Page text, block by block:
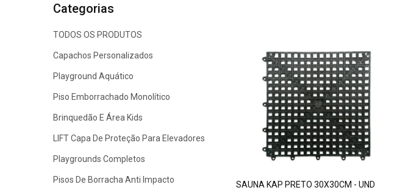
Categorias
TODOS OS PRODUTOS
Capachos Personalizados
Playground Aquático
Piso Emborrachado Monolítico
Brinquedão E Área Kids
LIFT Capa De Proteção Para Elevadores
Playgrounds Completos
Pisos De Borracha Anti Impacto SAUNA KAP PRETO 30X30CM - UND